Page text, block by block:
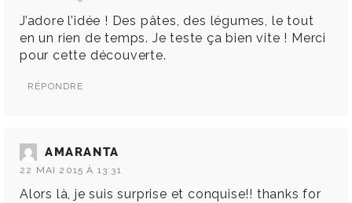
J’adore l’idée ! Des pâtes, des légumes, le tout
en un rien de temps. Je teste ça bien vite ! Merci
pour cette découverte.
RÉPONDRE
AMARANTA
22 MAI 2015 À 13:31
Alors là, je suis surprise et conquise!! thanks for